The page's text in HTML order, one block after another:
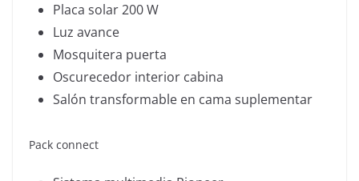
Placa solar 200 W
Luz avance
Mosquitera puerta
Oscurecedor interior cabina
Salón transformable en cama suplementar
Pack connect